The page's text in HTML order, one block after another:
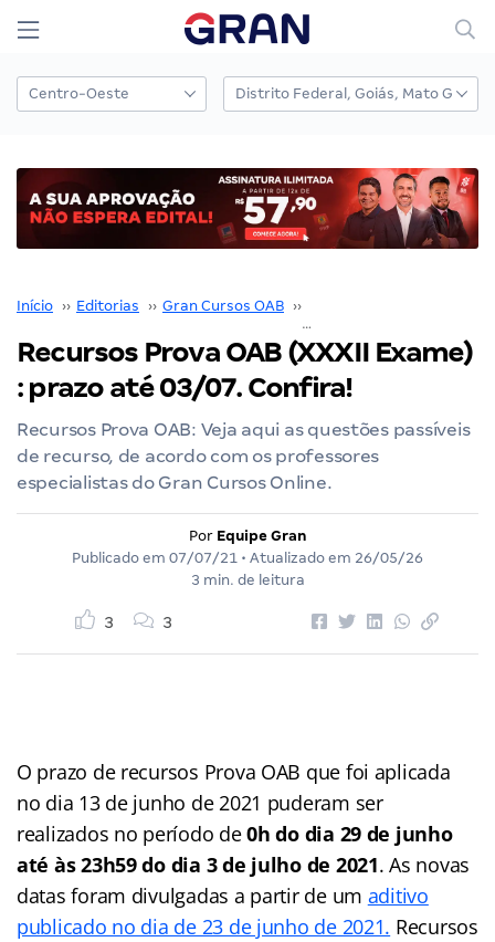
Início ›› Editorias ›› Gran Cursos OAB ››
Recursos Prova OAB (XXXII Exame)
: prazo até 03/07. Confira!
Recursos Prova OAB: Veja aqui as questões passíveis
de recurso, de acordo com os professores
especialistas do Gran Cursos Online.
Por Equipe Gran
Publicado em 07/07/21 • Atualizado em 26/05/26
3 min. de leitura
3 3
O prazo de recursos Prova OAB que foi aplicada
no dia 13 de junho de 2021 puderam ser
realizados no período de0h do dia 29 de junho
até às 23h59 do dia 3 de julho de 2021. As novas
datas foram divulgadas a partir de um aditivo
publicado no dia de 23 de junho de 2021. Recursos